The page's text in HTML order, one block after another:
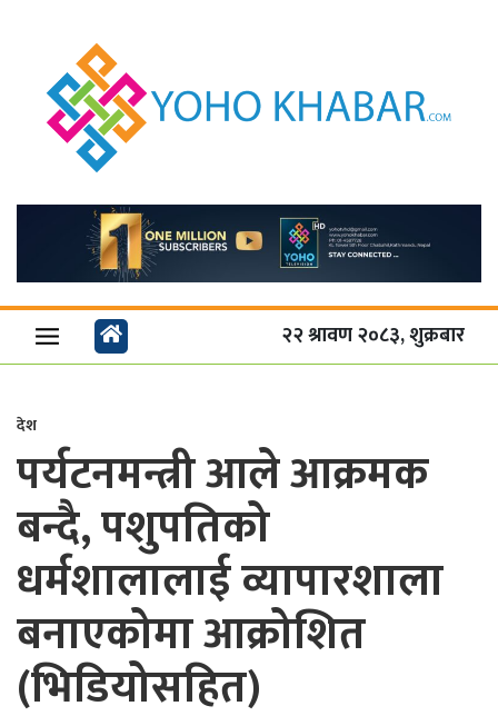
२२ श्रावण २०८३, शुक्रबार
देश
पर्यटनमन्त्री आले आक्रमक
बन्दै, पशुपतिको
धर्मशालालाई व्यापारशाला
बनाएकोमा आक्रोशित
(भिडियोसहित)